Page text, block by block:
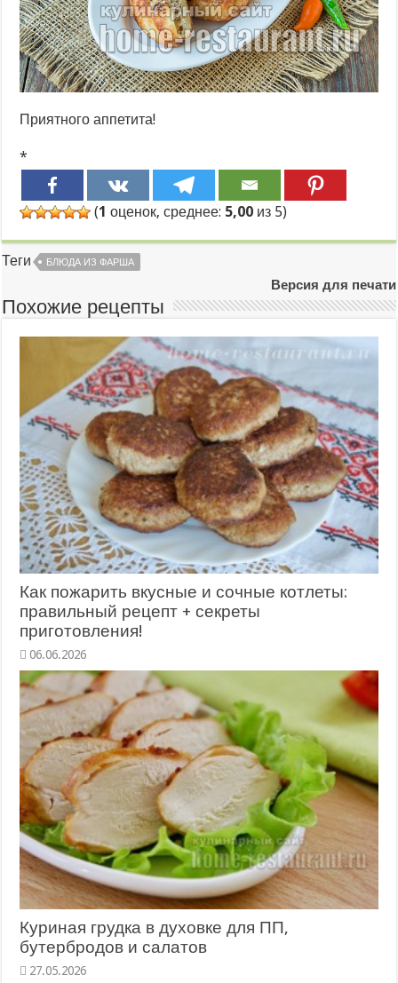
Приятного аппетита!
*
(1 оценок, среднее: 5,00 из 5)
Теги БЛЮДА ИЗ ФАРША
Версия для печати
Похожие рецепты
Как пожарить вкусные и сочные котлеты:
правильный рецепт + секреты
приготовления!
06.06.2026
Куриная грудка в духовке для ПП,
бутербродов и салатов
27.05.2026